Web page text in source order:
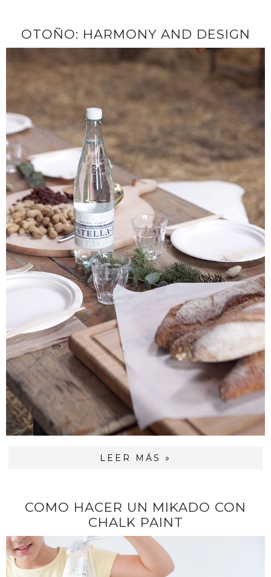
OTOÑO: HARMONY AND DESIGN
LEER MÁS »
COMO HACER UN MIKADO CON
CHALK PAINT